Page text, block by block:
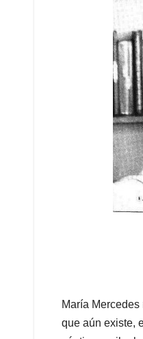
María
que aún existe,